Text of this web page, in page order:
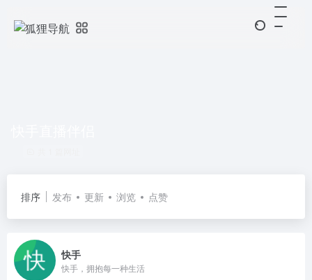
排序 发布 更新 浏览 点赞
快手
快手，拥抱每一种生活